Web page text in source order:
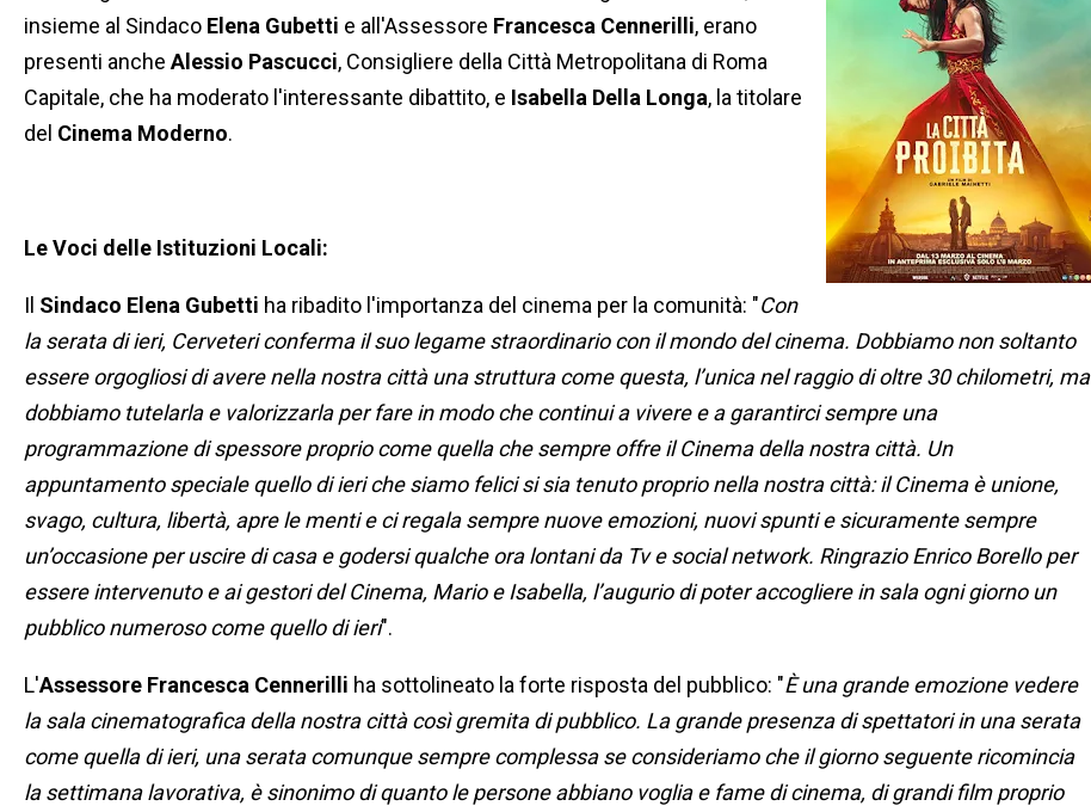
insieme al Sindaco Elena Gubetti e all'Assessore Francesca Cennerilli, erano
presenti anche Alessio Pascucci, Consigliere della Città Metropolitana di Roma
Capitale, che ha moderato l'interessante dibattito, e Isabella Della Longa, la titolare
del Cinema Moderno.
Le Voci delle Istituzioni Locali:
Il Sindaco Elena Gubetti ha ribadito l'importanza del cinema per la comunità: "Con
la serata di ieri, Cerveteri conferma il suo legame straordinario con il mondo del cinema. Dobbiamo non soltanto
essere orgogliosi di avere nella nostra città una struttura come questa, l’unica nel raggio di oltre 30 chilometri, ma
dobbiamo tutelarla e valorizzarla per fare in modo che continui a vivere e a garantirci sempre una
programmazione di spessore proprio come quella che sempre offre il Cinema della nostra città. Un
appuntamento speciale quello di ieri che siamo felici si sia tenuto proprio nella nostra città: il Cinema è unione,
svago, cultura, libertà, apre le menti e ci regala sempre nuove emozioni, nuovi spunti e sicuramente sempre
un’occasione per uscire di casa e godersi qualche ora lontani da Tv e social network. Ringrazio Enrico Borello per
essere intervenuto e ai gestori del Cinema, Mario e Isabella, l’augurio di poter accogliere in sala ogni giorno un
pubblico numeroso come quello di ieri".
L'Assessore Francesca Cennerilli ha sottolineato la forte risposta del pubblico: "È una grande emozione vedere
la sala cinematografica della nostra città così gremita di pubblico. La grande presenza di spettatori in una serata
come quella di ieri, una serata comunque sempre complessa se consideriamo che il giorno seguente ricomincia
la settimana lavorativa, è sinonimo di quanto le persone abbiano voglia e fame di cinema, di grandi film proprio